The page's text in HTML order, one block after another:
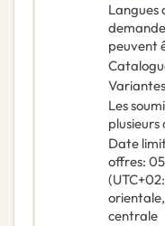
Langues
peuvent
Variantes
Les
plusieurs
Date
offres:
centrale